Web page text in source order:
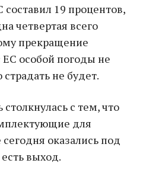
19 процентов,
четвертая всего
прекращение
особой погоды не
не будет.
с тем, что
для
оказались под
выход.